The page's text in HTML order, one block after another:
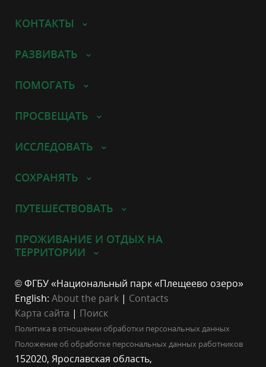
КОНТАКТЫ
РАЗВИВАТЬ
ПОМОГАТЬ
ПРОСВЕЩАТЬ
ИССЛЕДОВАТЬ
СОХРАНЯТЬ
ПУТЕШЕСТВОВАТЬ
ПРОЖИВАНИЕ И ОТДЫХ НА
ТЕРРИТОРИИ
© ФГБУ «Национальный парк «Плещеево озеро»
English: About the park | Contacts
Карта сайта | Поиск
Политика в отношении обработки персональных данных
Положение об обработке персональных данных работников
152020, Ярославская область,